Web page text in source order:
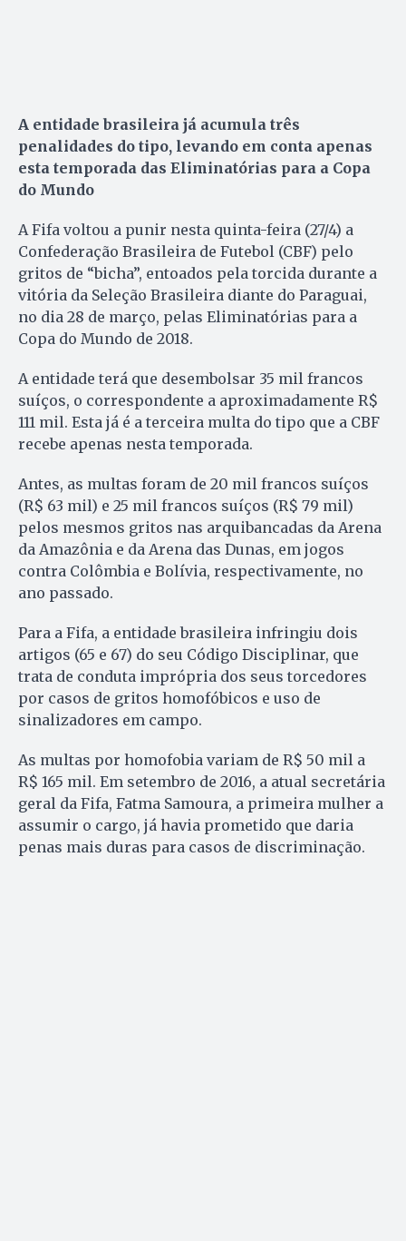
A entidade brasileira já acumula três
penalidades do tipo, levando em conta apenas
esta temporada das Eliminatórias para a Copa
do Mundo
A Fifa voltou a punir nesta quinta-feira (27/4) a
Confederação Brasileira de Futebol (CBF) pelo
gritos de “bicha”, entoados pela torcida durante a
vitória da Seleção Brasileira diante do Paraguai,
no dia 28 de março, pelas Eliminatórias para a
Copa do Mundo de 2018.
A entidade terá que desembolsar 35 mil francos
suíços, o correspondente a aproximadamente R$
111 mil. Esta já é a terceira multa do tipo que a CBF
recebe apenas nesta temporada.
Antes, as multas foram de 20 mil francos suíços
(R$ 63 mil) e 25 mil francos suíços (R$ 79 mil)
pelos mesmos gritos nas arquibancadas da Arena
da Amazônia e da Arena das Dunas, em jogos
contra Colômbia e Bolívia, respectivamente, no
ano passado.
Para a Fifa, a entidade brasileira infringiu dois
artigos (65 e 67) do seu Código Disciplinar, que
trata de conduta imprópria dos seus torcedores
por casos de gritos homofóbicos e uso de
sinalizadores em campo.
As multas por homofobia variam de R$ 50 mil a
R$ 165 mil. Em setembro de 2016, a atual secretária
geral da Fifa, Fatma Samoura, a primeira mulher a
assumir o cargo, já havia prometido que daria
penas mais duras para casos de discriminação.